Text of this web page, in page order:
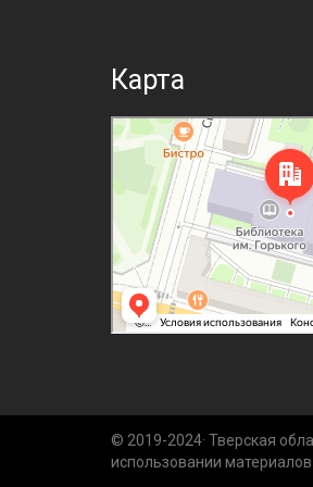
Карта
© 2019-2024· Тверская
использовании